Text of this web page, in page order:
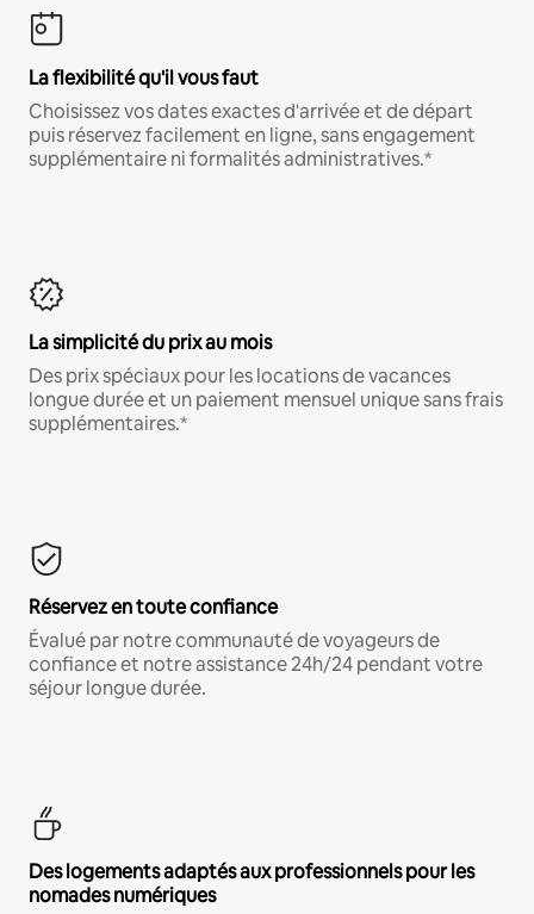
La flexibilité qu'il vous faut
Choisissez vos dates exactes d'arrivée et de départ
puis réservez facilement en ligne, sans engagement
supplémentaire ni formalités administratives.*
La simplicité du prix au mois
Des prix spéciaux pour les locations de vacances
longue durée et un paiement mensuel unique sans frais
supplémentaires.*
Réservez en toute confiance
Évalué par notre communauté de voyageurs de
confiance et notre assistance 24h/24 pendant votre
séjour longue durée.
Des logements adaptés aux professionnels pour les
nomades numériques